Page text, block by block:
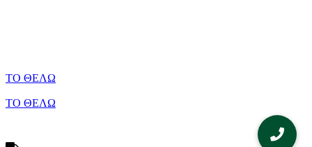
ΤΟ ΘΕΛΩ
ΤΟ ΘΕΛΩ